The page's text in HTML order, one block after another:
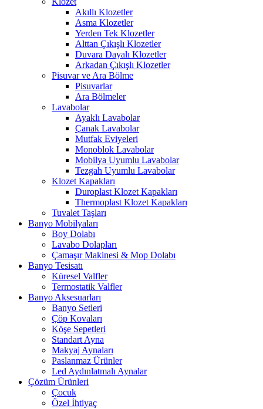
Akıllı Klozetler
Asma Klozetler
Yerden Tek Klozetler
Alttan Çıkışlı Klozetler
Duvara Dayalı Klozetler
Arkadan Çıkışlı Klozetler
Pisuvar ve Ara Bölme
Pisuvarlar
Ara Bölmeler
Lavabolar
Ayaklı Lavabolar
Çanak Lavabolar
Mutfak Eviyeleri
Monoblok Lavabolar
Mobilya Uyumlu Lavabolar
Tezgah Uyumlu Lavabolar
Klozet Kapakları
Duroplast Klozet Kapakları
Thermoplast Klozet Kapakları
Tuvalet Taşları
Banyo Mobilyaları
Boy Dolabı
Lavabo Dolapları
Çamaşır Makinesi & Mop Dolabı
Banyo Tesisatı
Küresel Valfler
Termostatik Valfler
Banyo Aksesuarları
Banyo Setleri
Çöp Kovaları
Köşe Sepetleri
Standart Ayna
Makyaj Aynaları
Paslanmaz Ürünler
Led Aydınlatmalı Aynalar
Çözüm Ürünleri
Çocuk
Özel İhtiyaç